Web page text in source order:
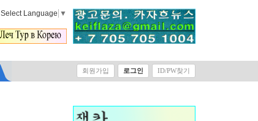
Select Language ▼
회원가입 로그인 ID/PW찾기